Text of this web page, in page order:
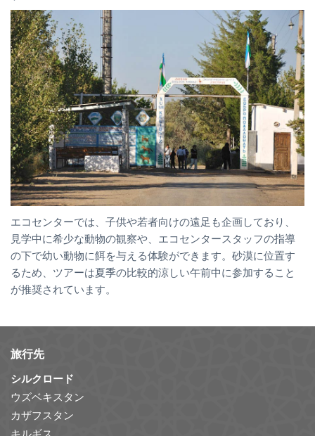
エコセンターでは、子供や若者向けの遠足も企画しており、
見学中に希少な動物の観察や、エコセンタースタッフの指導
の下で幼い動物に餌を与える体験ができます。砂漠に位置す
るため、ツアーは夏季の比較的涼しい午前中に参加すること
が推奨されています。
旅行先
シルクロード
ウズベキスタン
カザフスタン
キルギス